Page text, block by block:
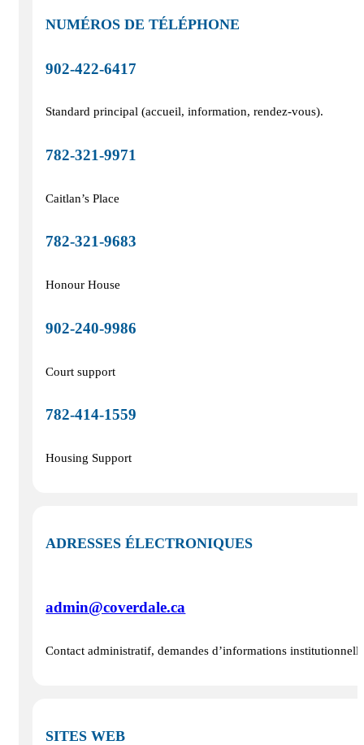
NUMÉROS DE TÉLÉPHONE
902‑422‑6417
Standard principal (accueil, information, rendez-vous).
782‑321‑9971
Caitlan’s Place
782‑321‑9683
Honour House
902‑240‑9986
Court support
782‑414‑1559
Housing Support
ADRESSES ÉLECTRONIQUES
admin@coverdale.ca
Contact administratif, demandes d’informations
SITES WEB